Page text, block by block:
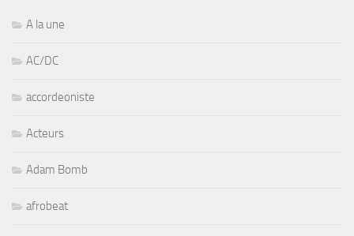
A la une
AC/DC
accordeoniste
Acteurs
Adam Bomb
afrobeat